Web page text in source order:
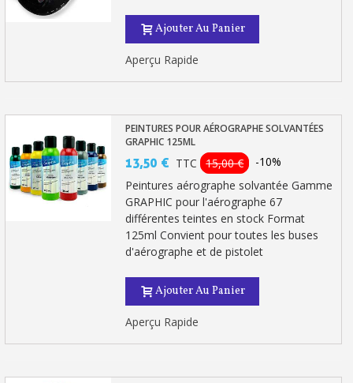
Ajouter Au Panier
Aperçu Rapide
PEINTURES POUR AÉROGRAPHE SOLVANTÉES
GRAPHIC 125ML
13,50 € TTC 15,00 €
-10%
Peintures aérographe solvantée Gamme
GRAPHIC pour l'aérographe 67
différentes teintes en stock Format
125ml Convient pour toutes les buses
d'aérographe et de pistolet
Ajouter Au Panier
Aperçu Rapide